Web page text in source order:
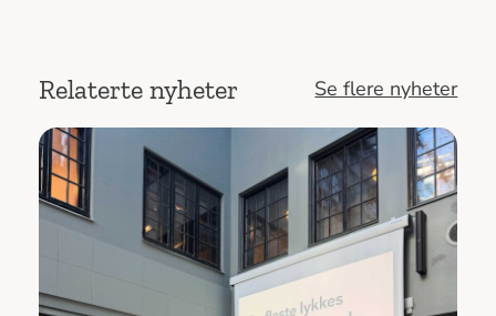
Relaterte nyheter Se flere nyheter